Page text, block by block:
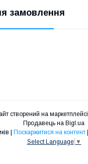
замовлення
створений на маркетплейсі
Продавець на Bigl.ua
Поскаржитися на контент
Select Language ▼